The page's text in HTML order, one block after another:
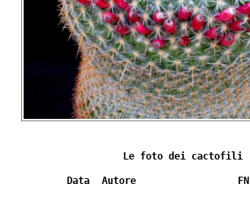
Le foto dei cactofili
Data Autore FN